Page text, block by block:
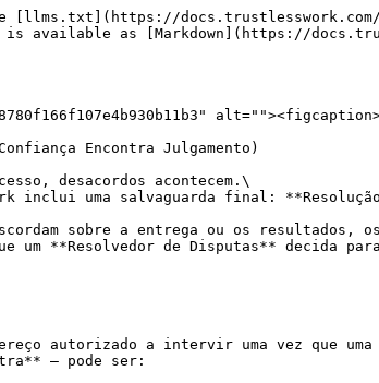
[llms.txt](https://
is available as [Markdown](https://
Encontra Julgamento)
desacordos acontecem.\
inclui uma salvaguarda final:
sobre a entrega ou os resultados,
um **Resolvedor de Disputas** decida
autorizado a intervir uma vez que
— pode ser: